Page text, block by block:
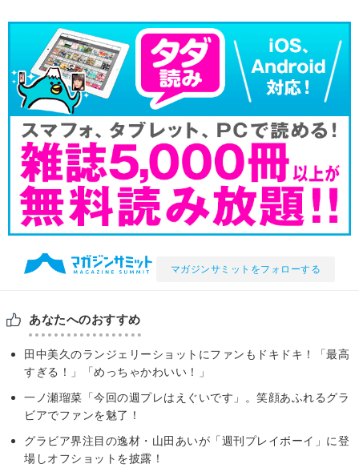
マガジンサミットをフォローする
あなたへのおすすめ
田中美久のランジェリーショットにファンもドキドキ！「最高
すぎる！」「めっちゃかわいい！」
一ノ瀬瑠菜「今回の週プレはえぐいです」。笑顔あふれるグラ
ビアでファンを魅了！
グラビア界注目の逸材・山田あいが「週刊プレイボーイ」に登
場しオフショットを披露！